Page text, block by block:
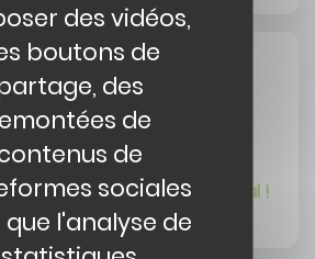
ACTUALITÉ
12/03/2026
Les déclarations des
naissances se font
désormais sur l'hôpital !
des vidéos,
boutons de
des
de
de
sociales
que l'analyse de